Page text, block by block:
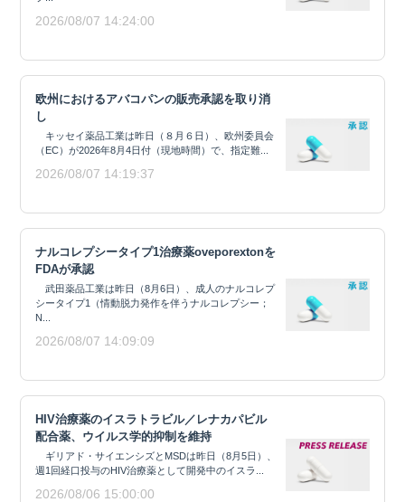
2026/08/07 14:24:00
欧州におけるアバコパンの販売承認を取り消
し
キッセイ薬品工業は昨日（８月６日）、欧州委員会
（EC）が2026年8月4日付（現地時間）で、指定難...
2026/08/07 14:19:37
ナルコレプシータイプ1治療薬oveporextonを
FDAが承認
武田薬品工業は昨日（8月6日）、成人のナルコレプ
シータイプ1（情動脱力発作を伴うナルコレプシー；
N...
2026/08/07 14:09:09
HIV治療薬のイスラトラビル／レナカパビル
配合薬、ウイルス学的抑制を維持
ギリアド・サイエンシズとMSDは昨日（8月5日）、
週1回経口投与のHIV治療薬として開発中のイスラ...
2026/08/06 15:00:00